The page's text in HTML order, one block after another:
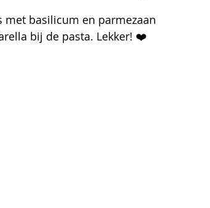
met basilicum en parmezaan
bij de pasta. Lekker! ❤️